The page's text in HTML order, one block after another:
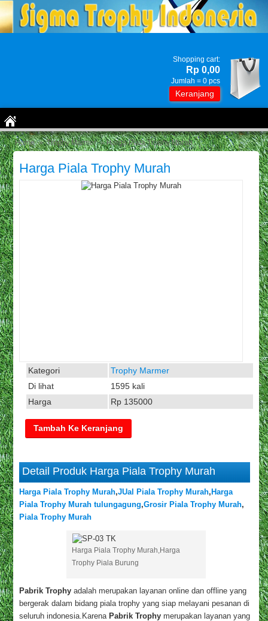
Shopping cart:
Rp 0,00
Jumlah = 0 pcs
Keranjang
Home » Trophy Marmer » Harga Piala Trophy Murah
Harga Piala Trophy Murah
Kategori
Trophy Marmer
Di lihat
1595 kali
Harga
Rp 135000
Detail Produk Harga Piala Trophy Murah
Harga Piala Trophy Murah,JUal Piala Trophy Murah, Harga
Piala Trophy Murah tulungagung,Grosir Piala Trophy Murah,
Piala Trophy Murah
Harga Piala Trophy Murah,Harga
Trophy Piala Burung
Pabrik Trophy adalah merupakan layanan online dan offline yang
bergerak dalam bidang piala trophy yang siap melayani pesanan di
seluruh indonesia.KarenaPabrik Trophy merupakan layanan yang